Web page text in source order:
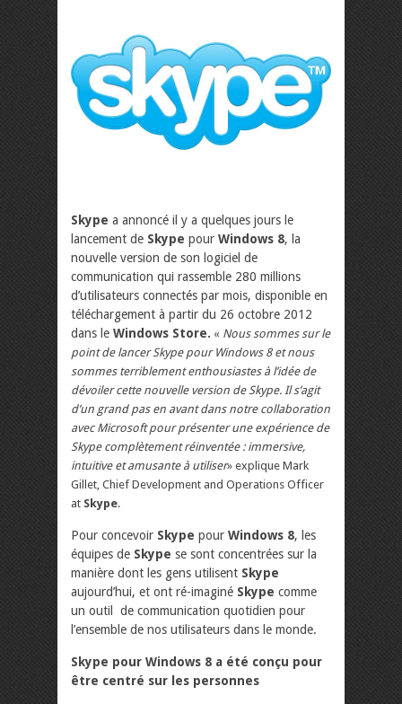
Skype a annoncé il y a quelques jours le
lancement de Skype pour Windows 8, la
nouvelle version de son logiciel de
communication qui rassemble 280 millions
d’utilisateurs connectés par mois, disponible en
téléchargement à partir du 26 octobre 2012
dans le Windows Store. « Nous sommes sur le
point de lancer Skype pour Windows 8 et nous
sommes terriblement enthousiastes à l’idée de
dévoiler cette nouvelle version de Skype. Il s’agit
d’un grand pas en avant dans notre collaboration
avec Microsoft pour présenter une expérience de
Skype complètement réinventée : immersive,
intuitive et amusante à utiliser» explique Mark
Gillet, Chief Development and Operations Officer
at Skype.
Pour concevoir Skype pour Windows 8, les
équipes de Skype se sont concentrées sur la
manière dont les gens utilisent Skype
aujourd’hui, et ont ré-imaginé Skype comme
un outil de communication quotidien pour
l’ensemble de nos utilisateurs dans le monde.
Skype pour Windows 8 a été conçu pour
être centré sur les personnes